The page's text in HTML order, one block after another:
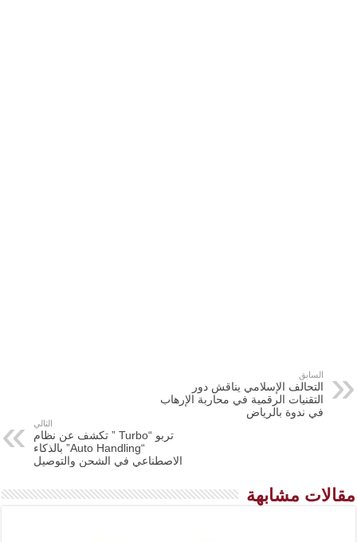
السابق
التحالف الإسلامي يناقش دور
التقنيات الرقمية في محاربة الإرهاب
في ندوة بالرياض
التالي
تربو “Turbo ” تكشف عن نظام
“Auto Handling” بالذكاء
الاصطناعي في الشحن والتوصيل
مقالات مشابهة